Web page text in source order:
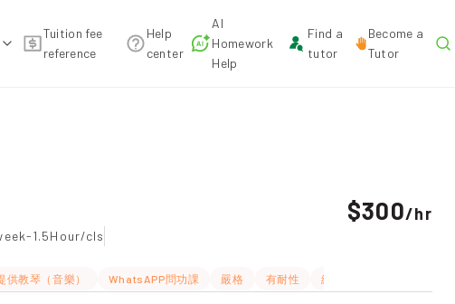
Tuition fee
reference
Help
center
AI
Homework
Help
Find a
tutor
Become a
Tutor
1.5Hour/cls
供教琴（音樂） WhatsAPP問功課 嚴格 有耐性 細心
$300/hr